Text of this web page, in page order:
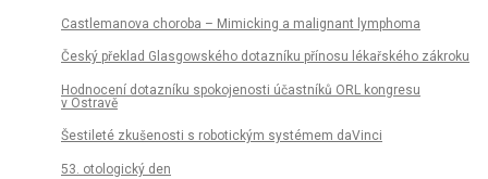
Castlemanova choroba – Mimicking a malignant lymphoma
Český překlad Glasgowského dotazníku přínosu lékařského zákroku
Hodnocení dotazníku spokojenosti účastníků ORL kongresu
v Ostravě
Šestileté zkušenosti s robotickým systémem daVinci
53. otologický den